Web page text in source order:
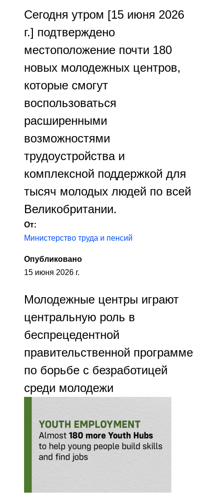
Сегодня утром [15 июня 2026
г.] подтверждено
местоположение почти 180
новых молодежных центров,
которые смогут
воспользоваться
расширенными
возможностями
трудоустройства и
комплексной поддержкой для
тысяч молодых людей по всей
Великобритании.
От:
Министерство труда и пенсий
Опубликовано
15 июня 2026 г.
Молодежные центры играют
центральную роль в
беспрецедентной
правительственной программе
по борьбе с безработицей
среди молодежи